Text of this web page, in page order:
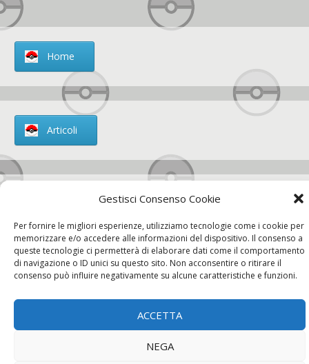
Gestisci Consenso Cookie
Per fornire le migliori esperienze, utilizziamo tecnologie come i cookie per
memorizzare e/o accedere alle informazioni del dispositivo. Il consenso a
queste tecnologie ci permetterà di elaborare dati come il comportamento
di navigazione o ID unici su questo sito. Non acconsentire o ritirare il
consenso può influire negativamente su alcune caratteristiche e funzioni.
ACCETTA
NEGA
Home
Articoli
Chi siamo
Contatti